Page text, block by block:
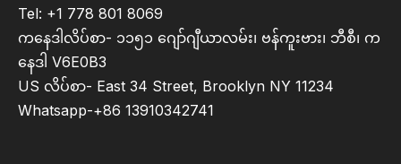
Tel: +1 778 801 8069
ကနေဒါလိပ်စာ- ၁၁၅၁ ဂျော်ဂျီယာလမ်း၊ ဗန်ကူးဗား၊ ဘီစီ၊ က
နေဒါ V6E0B3
US လိပ်စာ- East 34 Street, Brooklyn NY 11234
Whatsapp-+86 13910342741